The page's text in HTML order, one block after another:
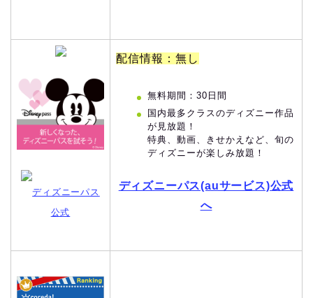
ディズニーパス
公式
配信情報：無し
無料期間：30日間
国内最多クラスのディズニー作品
が見放題！
特典、動画、きせかえなど、旬の
ディズニーが楽しみ放題！
ディズニーパス(auサービス)公式
へ